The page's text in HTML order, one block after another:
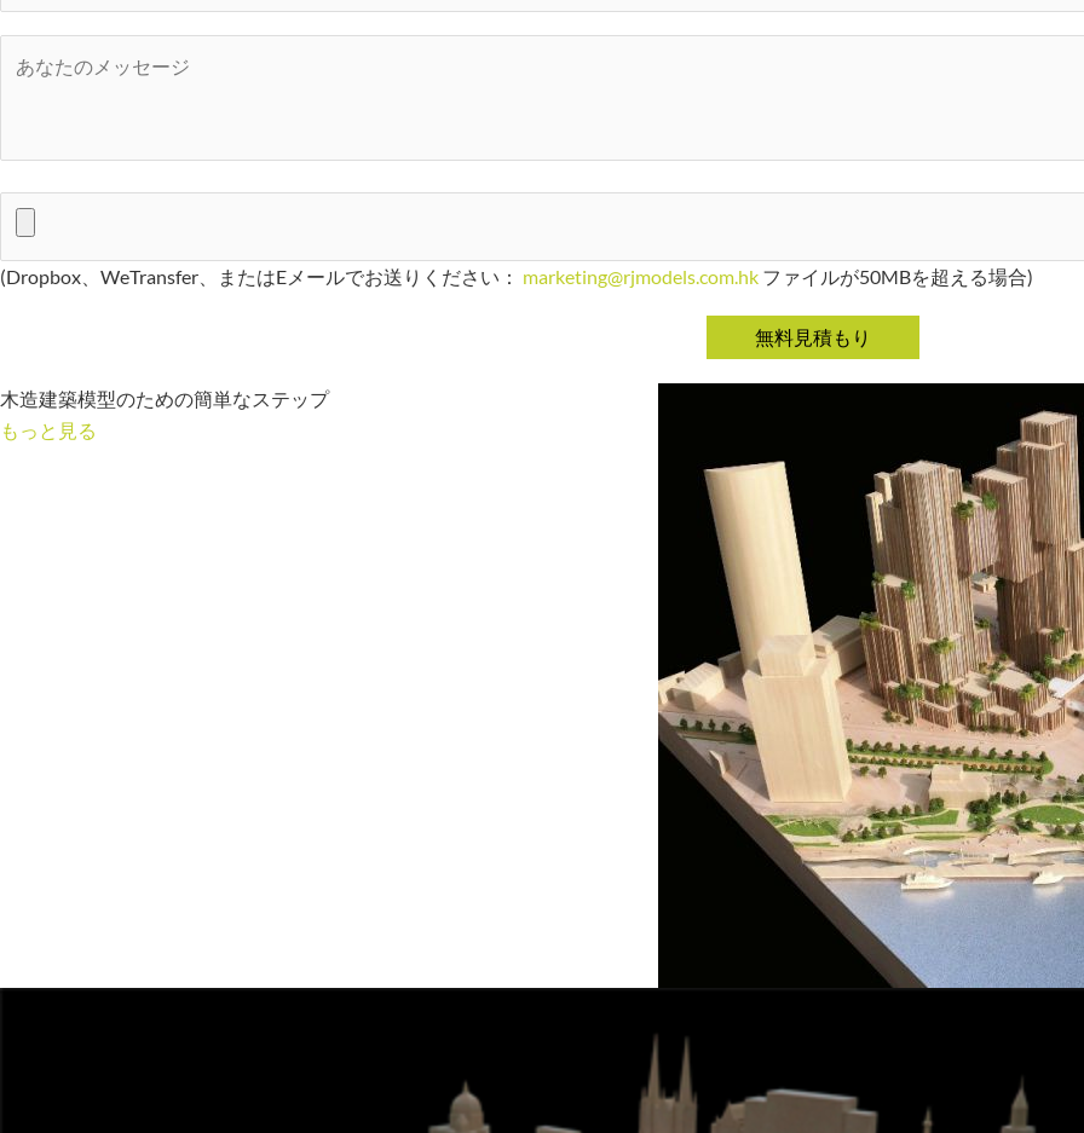
(Dropbox、WeTransfer、またはEメールでお送りください： marketing@rjmodels.com.hk ファイルが50MBを超える場合)
木造建築模型のための簡単なステップ
もっと見る